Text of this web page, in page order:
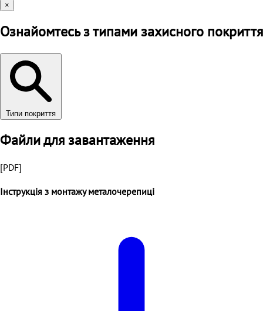
×
Ознайомтесь з типами захисного покриття
Типи покриття
Файли для завантаження
[PDF]
Інструкція з монтажу металочерепиці